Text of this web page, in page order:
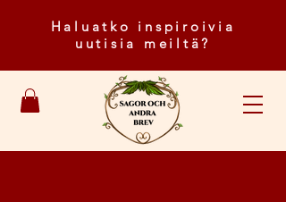
Haluatko inspiroivia
uutisia meiltä?